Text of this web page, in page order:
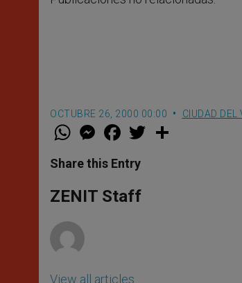
OCTUBRE 26, 2000 00:00 CIUDAD DEL
W
t
s
p
p
M
e
s
e
g
e
F
a
e
b
o
k
w
Share this Entry
ZENIT Staff
View all articles